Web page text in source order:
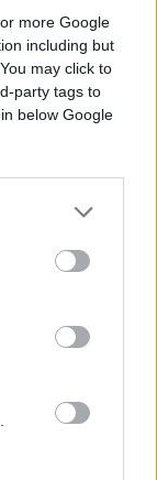
more Google
including but
may click to
party tags to
below Google
i pružali
To nam
probleme.
Na kraju,
su me ovdje
bio i
Bila bi mi
nije
zbog